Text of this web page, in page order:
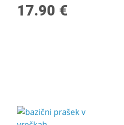
Ocenjeno
17.90 €